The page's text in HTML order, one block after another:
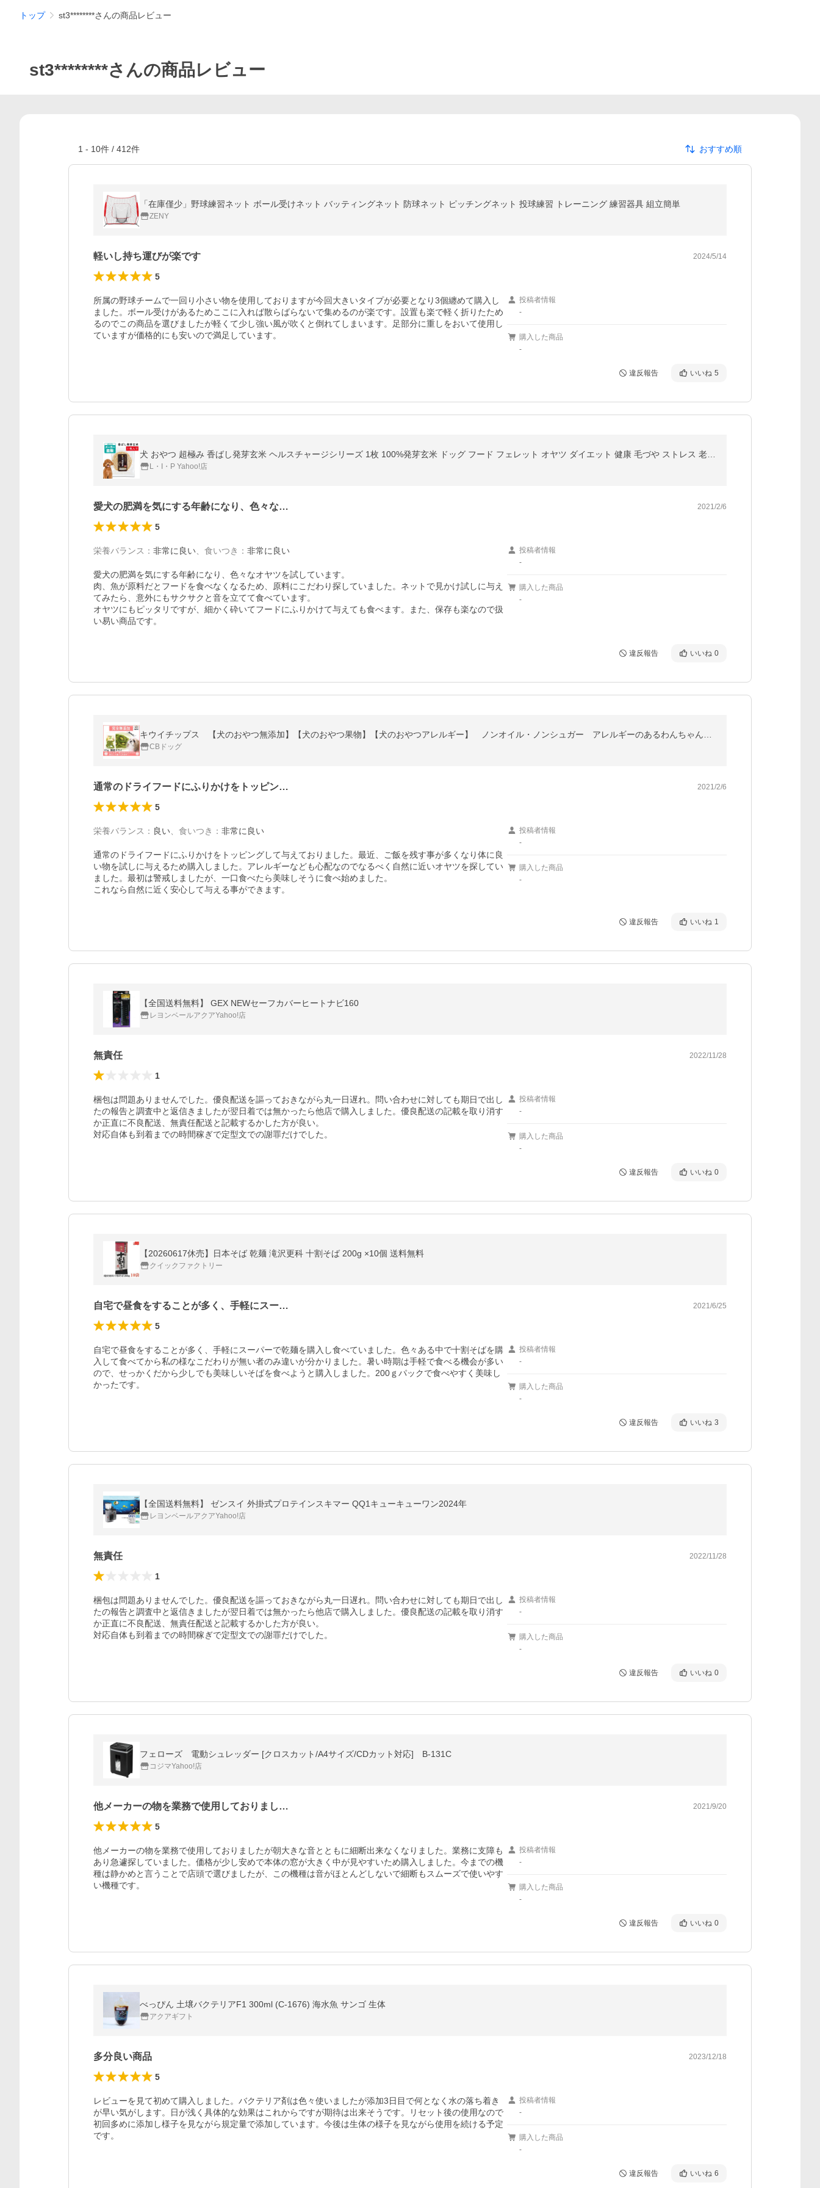
トップ st3********さんの商品レビュー
st3********さんの商品レビュー
1 - 10件 / 412件 おすすめ順
「在庫僅少」野球練習ネット ボール受けネット バッティングネット 防球ネット ピッチングネット 投球練習 トレーニング 練習器具 組立簡単
ZENY
軽いし持ち運びが楽です 2024/5/14
5
所属の野球チームで一回り小さい物を使用しておりますが今回大きいタイプが必要となり3個纏めて購入し
ました。ボール受けがあるためここに入れば散らばらないで集めるのが楽です。設置も楽で軽く折りたため
るのでこの商品を選びましたが軽くて少し強い風が吹くと倒れてしまいます。足部分に重しをおいて使用し
ていますが価格的にも安いので満足しています。
投稿者情報
-
購入した商品
-
違反報告 いいね 5
L・I・P Yahoo!店
愛犬の肥満を気にする年齢になり、色々な… 2021/2/6
5
栄養バランス ： 非常に良い 食いつき ： 非常に良い
愛犬の肥満を気にする年齢になり、色々なオヤツを試しています。
肉、魚が原料だとフードを食べなくなるため、原料にこだわり探していました。ネットで見かけ試しに与え
てみたら、意外にもサクサクと音を立てて食べています。
オヤツにもピッタリですが、細かく砕いてフードにふりかけて与えても食べます。また、保存も楽なので扱
い易い商品です。
投稿者情報
-
購入した商品
-
違反報告 いいね 0
CBドッグ
通常のドライフードにふりかけをトッピン… 2021/2/6
5
栄養バランス ： 良い 食いつき ： 非常に良い
通常のドライフードにふりかけをトッピングして与えておりました。最近、ご飯を残す事が多くなり体に良
い物を試しに与えるため購入しました。アレルギーなども心配なのでなるべく自然に近いオヤツを探してい
ました。最初は警戒しましたが、一口食べたら美味しそうに食べ始めました。
これなら自然に近く安心して与える事ができます。
投稿者情報
-
購入した商品
-
違反報告 いいね 1
【全国送料無料】 GEX NEWセーフカバーヒートナビ160
レヨンベールアクアYahoo!店
無責任 2022/11/28
1
梱包は問題ありませんでした。優良配送を謳っておきながら丸一日遅れ。問い合わせに対しても期日で出し
たの報告と調査中と返信きましたが翌日着では無かったら他店で購入しました。優良配送の記載を取り消す
か正直に不良配送、無責任配送と記載するかした方が良い。
対応自体も到着までの時間稼ぎで定型文での謝罪だけでした。
投稿者情報
-
購入した商品
-
違反報告 いいね 0
【20260617休売】日本そば 乾麺 滝沢更科 十割そば 200g ×10個 送料無料
クイックファクトリー
自宅で昼食をすることが多く、手軽にスー… 2021/6/25
5
自宅で昼食をすることが多く、手軽にスーパーで乾麺を購入し食べていました。色々ある中で十割そばを購
入して食べてから私の様なこだわりが無い者のみ違いが分かりました。暑い時期は手軽で食べる機会が多い
ので、せっかくだから少しでも美味しいそばを食べようと購入しました。200ｇパックで食べやすく美味し
かったです。
投稿者情報
-
購入した商品
-
違反報告 いいね 3
【全国送料無料】 ゼンスイ 外掛式プロテインスキマー QQ1キューキューワン2024年
レヨンベールアクアYahoo!店
無責任 2022/11/28
1
梱包は問題ありませんでした。優良配送を謳っておきながら丸一日遅れ。問い合わせに対しても期日で出し
たの報告と調査中と返信きましたが翌日着では無かったら他店で購入しました。優良配送の記載を取り消す
か正直に不良配送、無責任配送と記載するかした方が良い。
対応自体も到着までの時間稼ぎで定型文での謝罪だけでした。
投稿者情報
-
購入した商品
-
違反報告 いいね 0
フェローズ 電動シュレッダー [クロスカット/A4サイズ/CDカット対応] B-131C
コジマYahoo!店
他メーカーの物を業務で使用しておりまし… 2021/9/20
5
他メーカーの物を業務で使用しておりましたが朝大きな音とともに細断出来なくなりました。業務に支障も
あり急遽探していました。価格が少し安めで本体の窓が大きく中が見やすいため購入しました。今までの機
種は静かめと言うことで店頭で選びましたが、この機種は音がほとんどしないで細断もスムーズで使いやす
い機種です。
投稿者情報
-
購入した商品
-
違反報告 いいね 0
べっぴん 土壌バクテリアF1 300ml (C-1676) 海水魚 サンゴ 生体
アクアギフト
多分良い商品 2023/12/18
5
レビューを見て初めて購入しました。バクテリア剤は色々使いましたが添加3日目で何となく水の落ち着き
が早い気がします。日が浅く具体的な効果はこれからですが期待は出来そうです。リセット後の使用なので
初回多めに添加し様子を見ながら規定量で添加しています。今後は生体の様子を見ながら使用を続ける予定
です。
投稿者情報
-
購入した商品
-
違反報告 いいね 6